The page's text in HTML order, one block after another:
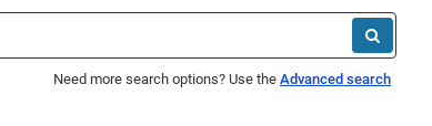
Need more search options? Use the Advanced search